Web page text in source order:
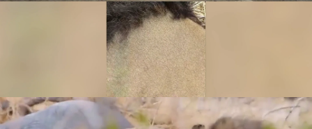
© Caters News
6. Un león devora a un elefante vivo en
Leer más © Newsflare